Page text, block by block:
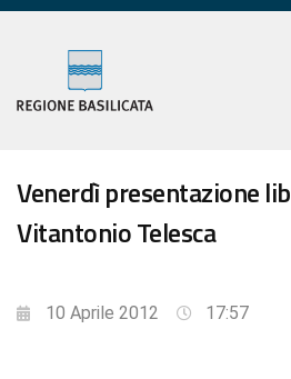
Venerdì presentazione
Vitantonio Telesca
10 Aprile 2012 17:57